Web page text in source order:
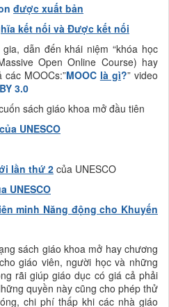
được xuất bản
kết nối và Được kết nối
dẫn đến khái niệm “khóa học
Open Online Course) hay
MOOCs:”MOOC là gì?” video
3.0
sách giáo khoa mở đầu tiên
của UNESCO
lần thứ 2 của UNESCO
UNESCO
minh Năng động cho Khuyến
sách giáo khoa mở hay chương
giáo viên, người học và những
rãi giúp giáo dục có giá cả phải
quyền này cũng cho phép thử
chi phí thấp khi các nhà giáo